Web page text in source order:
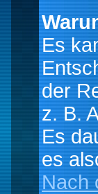
Es
der
z. B.
Es
es
Nach